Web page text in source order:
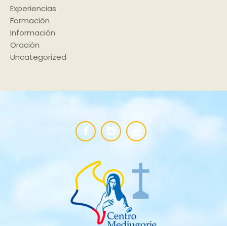
Experiencias
Formación
Información
Oración
Uncategorized